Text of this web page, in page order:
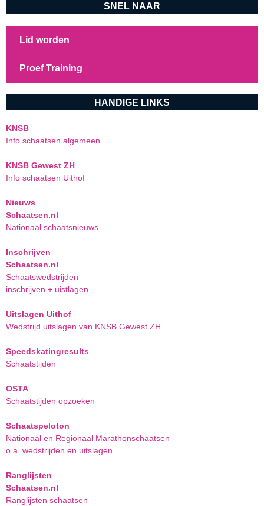
SNEL NAAR
Lid worden
Proef Training
HANDIGE LINKS
KNSB
Info schaatsen algemeen
KNSB Gewest ZH
Info schaatsen Uithof
Nieuws
Schaatsen.nl
Nationaal schaatsnieuws
Inschrijven
Schaatsen.nl
Schaatswedstrijden
inschrijven + uistlagen
Uitslagen Uithof
Wedstrijd uitslagen van KNSB Gewest ZH
Speedskatingresults
Schaatstijden
OSTA
Schaatstijden opzoeken
Schaatspeloton
Nationaal en Regionaal Marathonschaatsen
o.a. wedstrijden en uitslagen
Ranglijsten
Schaatsen.nl
Ranglijsten schaatsen